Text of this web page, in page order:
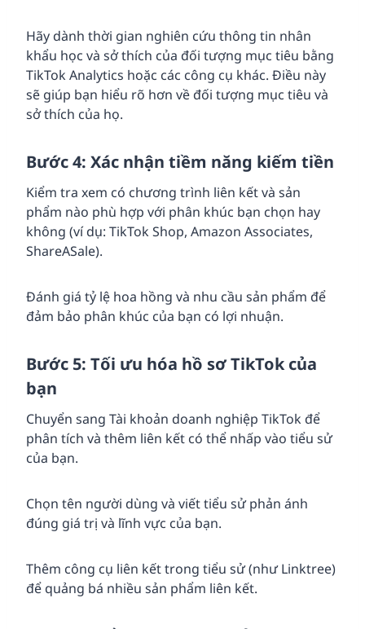
Hãy dành thời gian nghiên cứu thông tin nhân
khẩu học và sở thích của đối tượng mục tiêu bằng
TikTok Analytics hoặc các công cụ khác. Điều này
sẽ giúp bạn hiểu rõ hơn về đối tượng mục tiêu và
sở thích của họ.
Bước 4: Xác nhận tiềm năng kiếm tiền
Kiểm tra xem có chương trình liên kết và sản
phẩm nào phù hợp với phân khúc bạn chọn hay
không (ví dụ: TikTok Shop, Amazon Associates,
ShareASale).
Đánh giá tỷ lệ hoa hồng và nhu cầu sản phẩm để
đảm bảo phân khúc của bạn có lợi nhuận.
Bước 5: Tối ưu hóa hồ sơ TikTok của
bạn
Chuyển sang Tài khoản doanh nghiệp TikTok để
phân tích và thêm liên kết có thể nhấp vào tiểu sử
của bạn.
Chọn tên người dùng và viết tiểu sử phản ánh
đúng giá trị và lĩnh vực của bạn.
Thêm công cụ liên kết trong tiểu sử (như Linktree)
để quảng bá nhiều sản phẩm liên kết.